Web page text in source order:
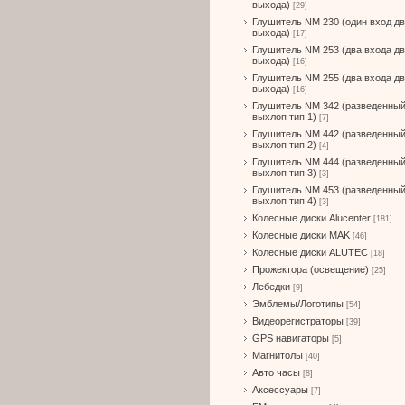
выхода) [29]
Глушитель NM 230 (один вход
выхода) [17]
Глушитель NM 253 (два входа
выхода) [16]
Глушитель NM 255 (два входа
выхода) [16]
Глушитель NM 342 (разведенный
выхлоп тип 1) [7]
Глушитель NM 442 (разведенный
выхлоп тип 2) [4]
Глушитель NM 444 (разведенный
выхлоп тип 3) [3]
Глушитель NM 453 (разведенный
выхлоп тип 4) [3]
Колесные диски Alucenter [181]
Колесные диски MAK [46]
Колесные диски ALUTEC [18]
Прожектора (освещение) [25]
Лебедки [9]
Эмблемы/Логотипы [54]
Видеорегистраторы [39]
GPS навигаторы [5]
Магнитолы [40]
Авто часы [8]
Аксессуары [7]